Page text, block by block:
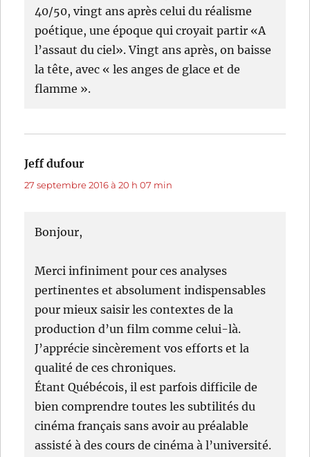
40/50, vingt ans après celui du réalisme
poétique, une époque qui croyait partir «A
l’assaut du ciel». Vingt ans après, on baisse
la tête, avec « les anges de glace et de
flamme ».
Jeff dufour
27 septembre 2016 à 20 h 07 min
Bonjour,
Merci infiniment pour ces analyses
pertinentes et absolument indispensables
pour mieux saisir les contextes de la
production d’un film comme celui-là.
J’apprécie sincèrement vos efforts et la
qualité de ces chroniques.
Étant Québécois, il est parfois difficile de
bien comprendre toutes les subtilités du
cinéma français sans avoir au préalable
assisté à des cours de cinéma à l’université.